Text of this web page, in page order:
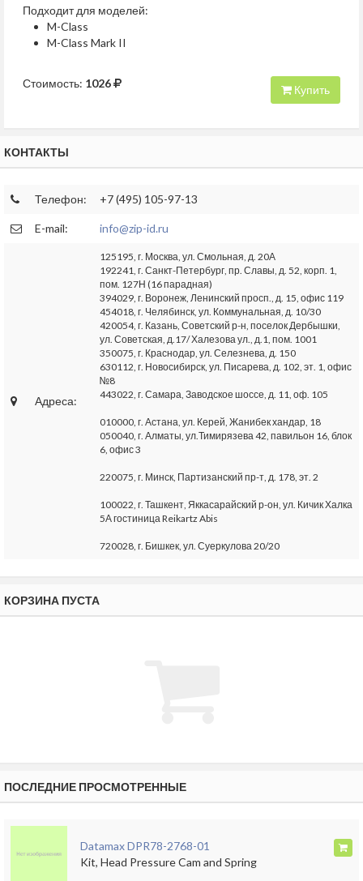
Подходит для моделей:
M-Class
M-Class Mark II
Стоимость: 1026 Купить
КОНТАКТЫ
Телефон: +7 (495) 105-97-13
E-mail: info@zip-id.ru
Адреса:
125195, г. Москва, ул. Смольная, д. 20А
192241, г. Санкт-Петербург, пр. Славы, д. 52, корп. 1,
пом. 127Н (16 парадная)
394029, г. Воронеж, Ленинский просп., д. 15, офис 119
454018, г. Челябинск, ул. Коммунальная, д. 10/30
420054, г. Казань, Советский р-н, поселок Дербышки,
ул. Советская, д.17/ Халезова ул., д.1, пом. 1001
350075, г. Краснодар, ул. Селезнева, д. 150
630112, г. Новосибирск, ул. Писарева, д. 102, эт. 1, офис
№8
443022, г. Самара, Заводское шоссе, д. 11, оф. 105
010000, г. Астана, ул. Керей, Жанибек хандар, 18
050040, г. Алматы, ул.Тимирязева 42, павильон 16, блок
6, офис 3
220075, г. Минск, Партизанский пр-т, д. 178, эт. 2
100022, г. Ташкент, Яккасарайский р-он, ул. Кичик Халка
5А гостиница Reikartz Abis
720028, г. Бишкек, ул. Суеркулова 20/20
КОРЗИНА ПУСТА
ПОСЛЕДНИЕ ПРОСМОТРЕННЫЕ
Datamax DPR78-2768-01
Kit, Head Pressure Cam and Spring